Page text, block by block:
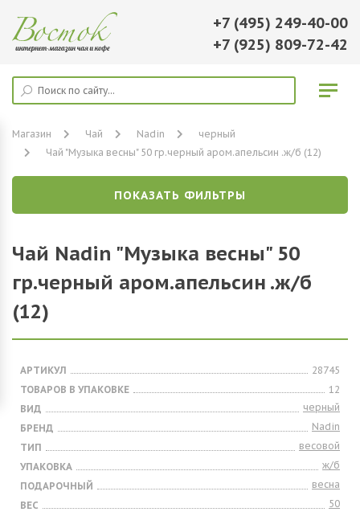
+7 (495) 249-40-00
+7 (925) 809-72-42
Магазин Чай Nadin
черный
Чай "Музыка весны" 50 гр.черный аром.апельсин .ж/б (12)
ПОКАЗАТЬ ФИЛЬТРЫ
Чай Nadin "Музыка весны" 50
гр.черный аром.апельсин .ж/б
(12)
АРТИКУЛ
28745
ТОВАРОВ В УПАКОВКЕ
12
ВИД
черный
БРЕНД
Nadin
ТИП
весовой
УПАКОВКА
ж/б
ПОДАРОЧНЫЙ
весна
ВЕС
50